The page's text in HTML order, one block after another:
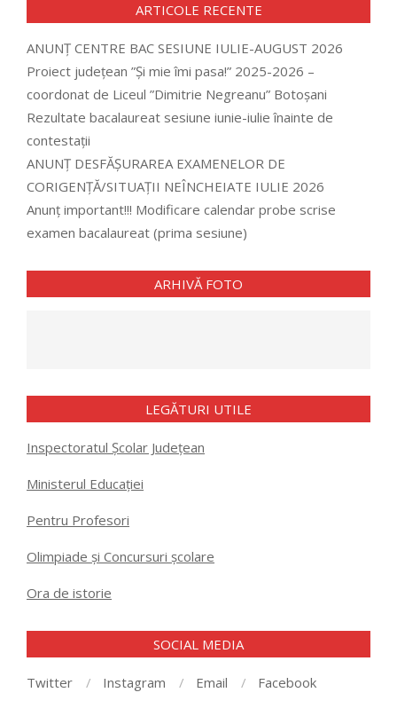
ARTICOLE RECENTE
ANUNȚ CENTRE BAC SESIUNE IULIE-AUGUST 2026
Proiect județean ”Și mie îmi pasa!” 2025-2026 –
coordonat de Liceul ”Dimitrie Negreanu” Botoșani
Rezultate bacalaureat sesiune iunie-iulie înainte de
contestații
ANUNȚ DESFĂȘURAREA EXAMENELOR DE
CORIGENȚĂ/SITUAȚII NEÎNCHEIATE IULIE 2026
Anunț important!!! Modificare calendar probe scrise
examen bacalaureat (prima sesiune)
ARHIVĂ FOTO
LEGĂTURI UTILE
Inspectoratul Școlar Județean
Ministerul Educației
Pentru Profesori
Olimpiade și Concursuri școlare
Ora de istorie
SOCIAL MEDIA
Twitter Instagram Email Facebook